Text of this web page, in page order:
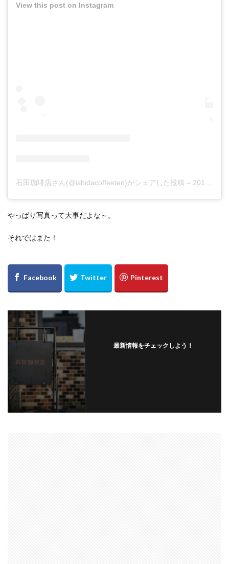
View this post on Instagram
石田珈琲店さん(@ishidacoffeeten)がシェアした投稿 – 2019年 3月月31日午後8時35分PDT
やっぱり写真って大事だよな～。
それではまた！
最新情報をチェックしよう！